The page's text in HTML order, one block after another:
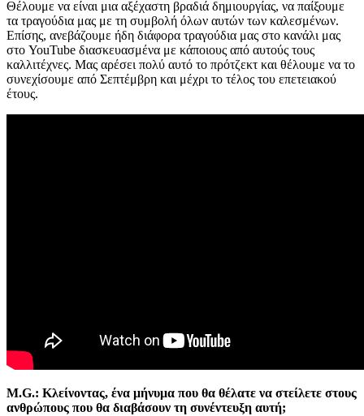
Θέλουμε να είναι μια αξέχαστη βραδιά δημιουργίας, να παίξουμε
τα τραγούδια μας με τη συμβολή όλων αυτών των καλεσμένων.
Επίσης, ανεβάζουμε ήδη διάφορα τραγούδια μας στο κανάλι μας
στο YouTube διασκευασμένα με κάποιους από αυτούς τους
καλλιτέχνες. Μας αρέσει πολύ αυτό το πρότζεκτ και θέλουμε να το
συνεχίσουμε από Σεπτέμβρη και μέχρι το τέλος του επετειακού
έτους.
M.G.: Κλείνοντας, ένα μήνυμα που θα θέλατε να στείλετε στους
ανθρώπους που θα διαβάσουν τη συνέντευξη αυτή;